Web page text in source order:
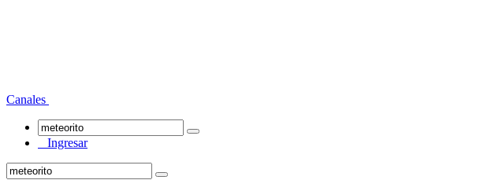
Canales
Ingresar